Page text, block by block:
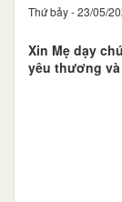
Thứ bảy - 23/05/
Xin Mẹ dạy
yêu thương